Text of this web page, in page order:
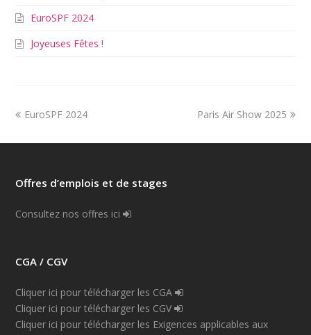
EuroSPF 2024
Joyeuses Fêtes !
EuroSPF 2024 Paris Air Show 2025
Offres d’emplois et de stages
Consultez nos offres ici
CGA / CGV
Cliquer ici pour télécharger les CGA
Cliquer ici pour télécharger les CGV
Cliquer ici pour télécharger les Exigences applicables aux